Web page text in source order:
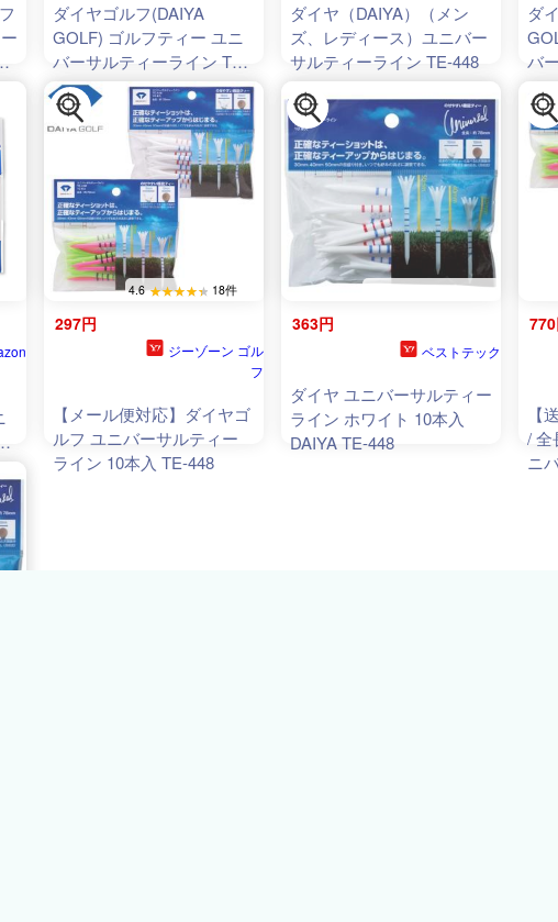
ダイヤゴルフ(DAIYA
GOLF) ゴルフティー ユニ
バーサルティーライン TE-
448 (× 2)
ダイヤ（DAIYA）（メン
ズ、レディース）ユニバー
サルティーライン TE-448
ダ
バ
297円
ジーゾーン ゴル
フ
4.6 18件
【メール便対応】ダイヤゴ
ルフ ユニバーサルティー
ライン 10本入 TE-448
363円
ベストテック
ダイヤ ユニバーサルティー
ライン ホワイト 10本入
DAIYA TE-448
【
/
ニ